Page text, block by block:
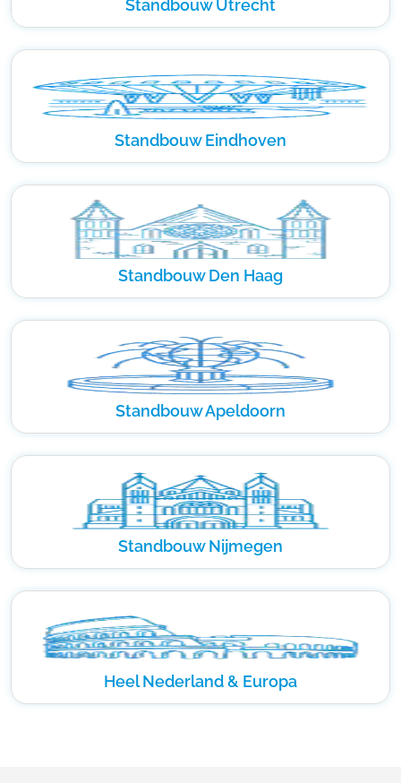
Standbouw Utrecht
Standbouw Eindhoven
Standbouw Den Haag
Standbouw Apeldoorn
Standbouw Nijmegen
Heel Nederland & Europa